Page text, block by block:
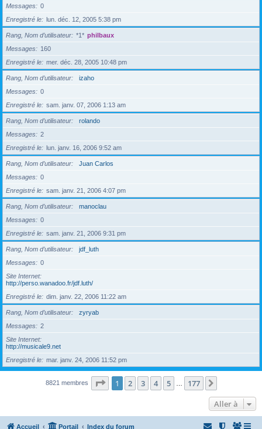
Messages
0
Enregistré le
lun. déc. 12, 2005 5:38 pm
Rang, Nom d’utilisateur *1* philbaux
Messages
160
Enregistré le
mer. déc. 28, 2005 10:48 pm
Rang, Nom d’utilisateur
izaho
Messages
0
Enregistré le
sam. janv. 07, 2006 1:13 am
Rang, Nom d’utilisateur
rolando
Messages
2
Enregistré le
lun. janv. 16, 2006 9:52 am
Rang, Nom d’utilisateur
Juan Carlos
Messages
0
Enregistré le
sam. janv. 21, 2006 4:07 pm
Rang, Nom d’utilisateur
manoclau
Messages
0
Enregistré le
sam. janv. 21, 2006 9:31 pm
Rang, Nom d’utilisateur
jdf_luth
Messages
0
Site Internet
http://perso.wanadoo.fr/jdf.luth/
Enregistré le
dim. janv. 22, 2006 11:22 am
Rang, Nom d’utilisateur
zyryab
Messages
2
Site Internet
http://musicale9.net
Enregistré le
mar. janv. 24, 2006 11:52 pm
8821 membres Page 1sur177
1 2 3 4 5 177
Aller à
Accueil Portail Index du forum